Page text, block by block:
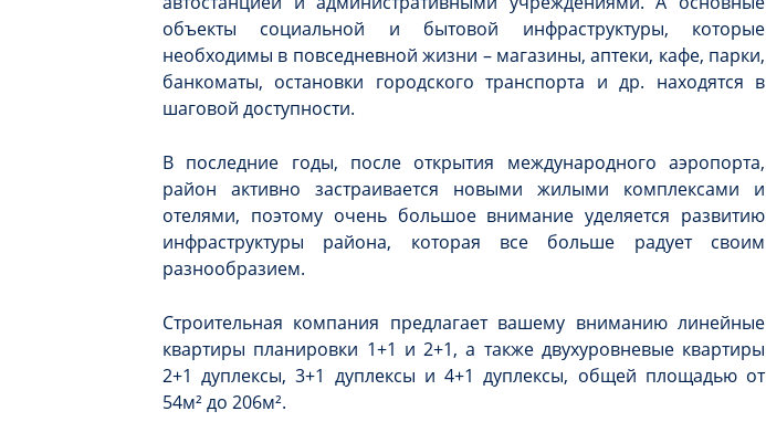
объекты социальной и бытовой инфраструктуры, которые
необходимы в повседневной жизни – магазины, аптеки, кафе, парки,
банкоматы, остановки городского транспорта и др. находятся в
шаговой доступности.
В последние годы, после открытия международного аэропорта,
район активно застраивается новыми жилыми комплексами и
отелями, поэтому очень большое внимание уделяется развитию
инфраструктуры района, которая все больше радует своим
разнообразием.
Строительная компания предлагает вашему вниманию линейные
квартиры планировки 1+1 и 2+1, а также двухуровневые квартиры
2+1 дуплексы, 3+1 дуплексы и 4+1 дуплексы, общей площадью от
54м² до 206м².